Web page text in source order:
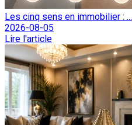
Les cinq sens en immobilier : ...
2026-08-05
Lire l'article